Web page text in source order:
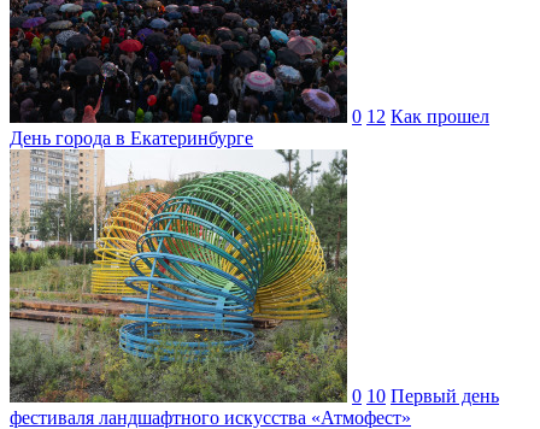
0 12 Как прошел
День города в Екатеринбурге
0 10 Первый день
фестиваля ландшафтного искусства «Атмофест»